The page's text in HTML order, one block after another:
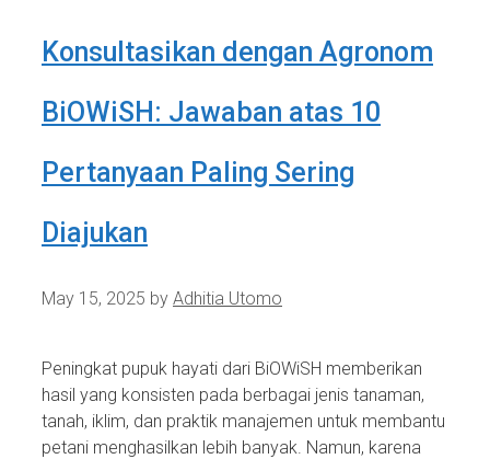
Konsultasikan dengan Agronom
BiOWiSH: Jawaban atas 10
Pertanyaan Paling Sering
Diajukan
May 15, 2025 by Adhitia Utomo
Peningkat pupuk hayati dari BiOWiSH memberikan
hasil yang konsisten pada berbagai jenis tanaman,
tanah, iklim, dan praktik manajemen untuk membantu
petani menghasilkan lebih banyak. Namun, karena